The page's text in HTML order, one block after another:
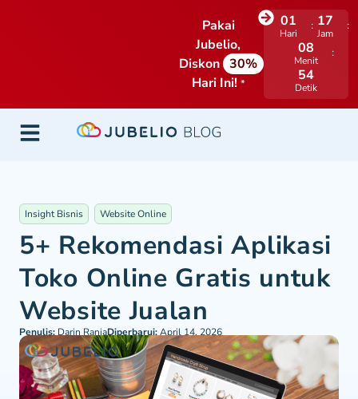
Pakai
Jubelio,
Diskon 30%
Hari Ini! *
01
Hari
17
Jam
08
Menit
53
Detik
Insight Bisnis Website Online
5+ Rekomendasi Aplikasi
Toko Online Gratis untuk
Website Jualan
Penulis: Darin RaniaDiperbarui:April 14, 2026